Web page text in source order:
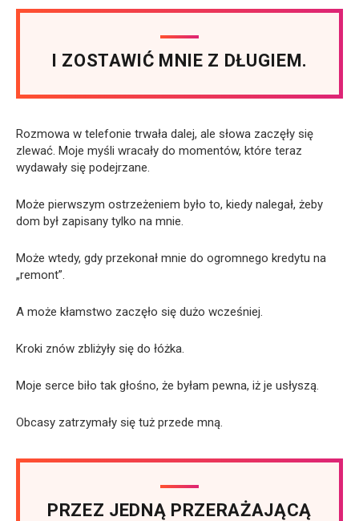
I ZOSTAWIĆ MNIE Z DŁUGIEM.
Rozmowa w telefonie trwała dalej, ale słowa zaczęły się
zlewać. Moje myśli wracały do momentów, które teraz
wydawały się podejrzane.
Może pierwszym ostrzeżeniem było to, kiedy nalegał, żeby
dom był zapisany tylko na mnie.
Może wtedy, gdy przekonał mnie do ogromnego kredytu na
„remont”.
A może kłamstwo zaczęło się dużo wcześniej.
Kroki znów zbliżyły się do łóżka.
Moje serce biło tak głośno, że byłam pewna, iż je usłyszą.
Obcasy zatrzymały się tuż przede mną.
PRZEZ JEDNĄ PRZERAŻAJĄCĄ